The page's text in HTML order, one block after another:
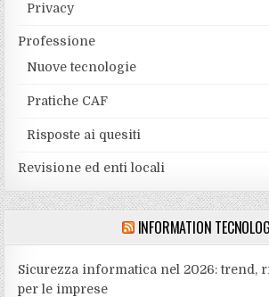
Privacy
Professione
Nuove tecnologie
Pratiche CAF
Risposte ai quesiti
Revisione ed enti locali
INFORMATION
Sicurezza informatica nel 2026: trend,
per le imprese